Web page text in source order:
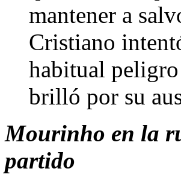
mantener a
Cristiano
habitual
brilló por su
Mourinho en la
partido